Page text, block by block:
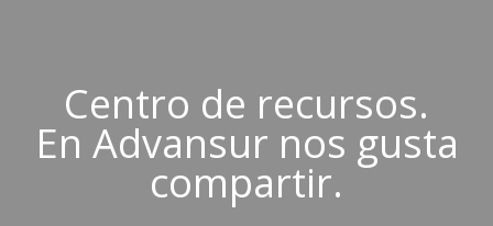
Centro de recursos.
En Advansur nos gusta
compartir.